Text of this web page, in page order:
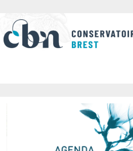
NOS SERVICES ET COMPÉTENCES